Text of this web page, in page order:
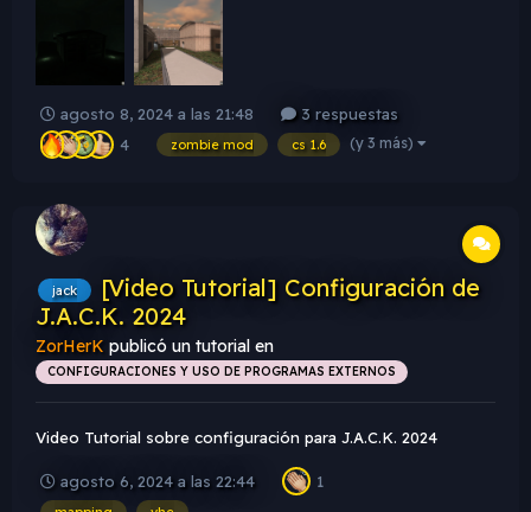
agosto 8, 2024 a las 21:48
3 respuestas
4
zombie mod cs 1.6 (y 3 más)
jack
[Video Tutorial] Configuración de
J.A.C.K. 2024
ZorHerK publicó un tutorial en
CONFIGURACIONES Y USO DE PROGRAMAS EXTERNOS
Video Tutorial sobre configuración para J.A.C.K. 2024
agosto 6, 2024 a las 22:44 1